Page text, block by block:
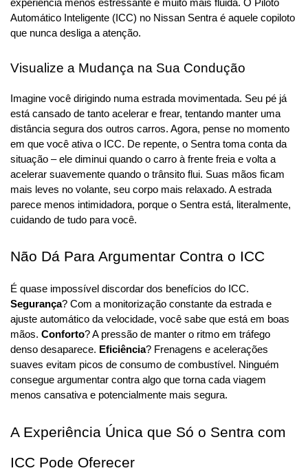
experiência menos estressante e muito mais fluida. O Piloto
Automático Inteligente (ICC) no Nissan Sentra é aquele copiloto
que nunca desliga a atenção.
Visualize a Mudança na Sua Condução
Imagine você dirigindo numa estrada movimentada. Seu pé já
está cansado de tanto acelerar e frear, tentando manter uma
distância segura dos outros carros. Agora, pense no momento
em que você ativa o ICC. De repente, o Sentra toma conta da
situação – ele diminui quando o carro à frente freia e volta a
acelerar suavemente quando o trânsito flui. Suas mãos ficam
mais leves no volante, seu corpo mais relaxado. A estrada
parece menos intimidadora, porque o Sentra está, literalmente,
cuidando de tudo para você.
Não Dá Para Argumentar Contra o ICC
Segurança? Com a monitorização constante da estrada e
ajuste automático da velocidade, você sabe que está em boas
mãos. Conforto? A pressão de manter o ritmo em tráfego
denso desaparece. Eficiência? Frenagens e acelerações
suaves evitam picos de consumo de combustível. Ninguém
consegue argumentar contra algo que torna cada viagem
menos cansativa e potencialmente mais segura.
A Experiência Única que Só o Sentra com
ICC Pode Oferecer